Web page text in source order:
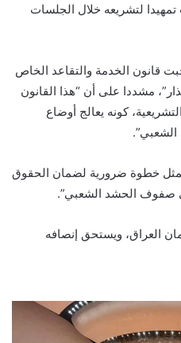
لتشريعه خلال الجلسات
قانون الخدمة والتقاعد الخاص
مشددا على أن “هذا القانون
كونه يعالج أوضاع
يمثل خطوة ضرورية لضمان الحقوق
صفوف الحشد الشعبي”.
العراق، ويستحق إنصافه